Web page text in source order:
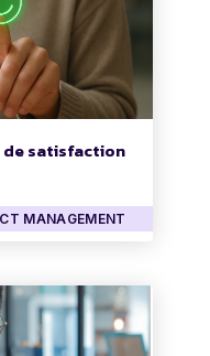
de satisfaction
MANAGEMENT